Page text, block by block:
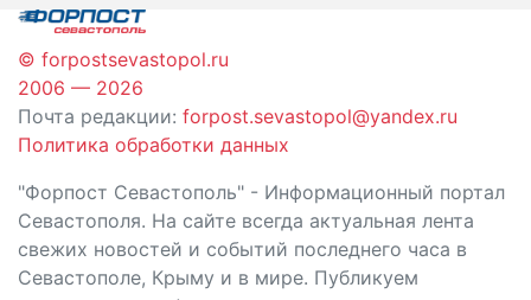
© forpostsevastopol.ru
2006 — 2026
Почта редакции: forpost.sevastopol@yandex.ru
Политика обработки данных
"Форпост Севастополь" - Информационный портал
Севастополя. На сайте всегда актуальная лента
свежих новостей и событий последнего часа в
Севастополе, Крыму и в мире. Публикуем